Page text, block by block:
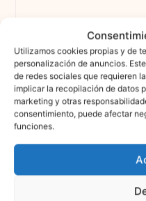
Utilizamos cookies propias y de
personalización de anuncios.
de redes sociales que requieren
implicar la recopilación de datos
marketing y otras
consentimiento, puede afectar
funciones.